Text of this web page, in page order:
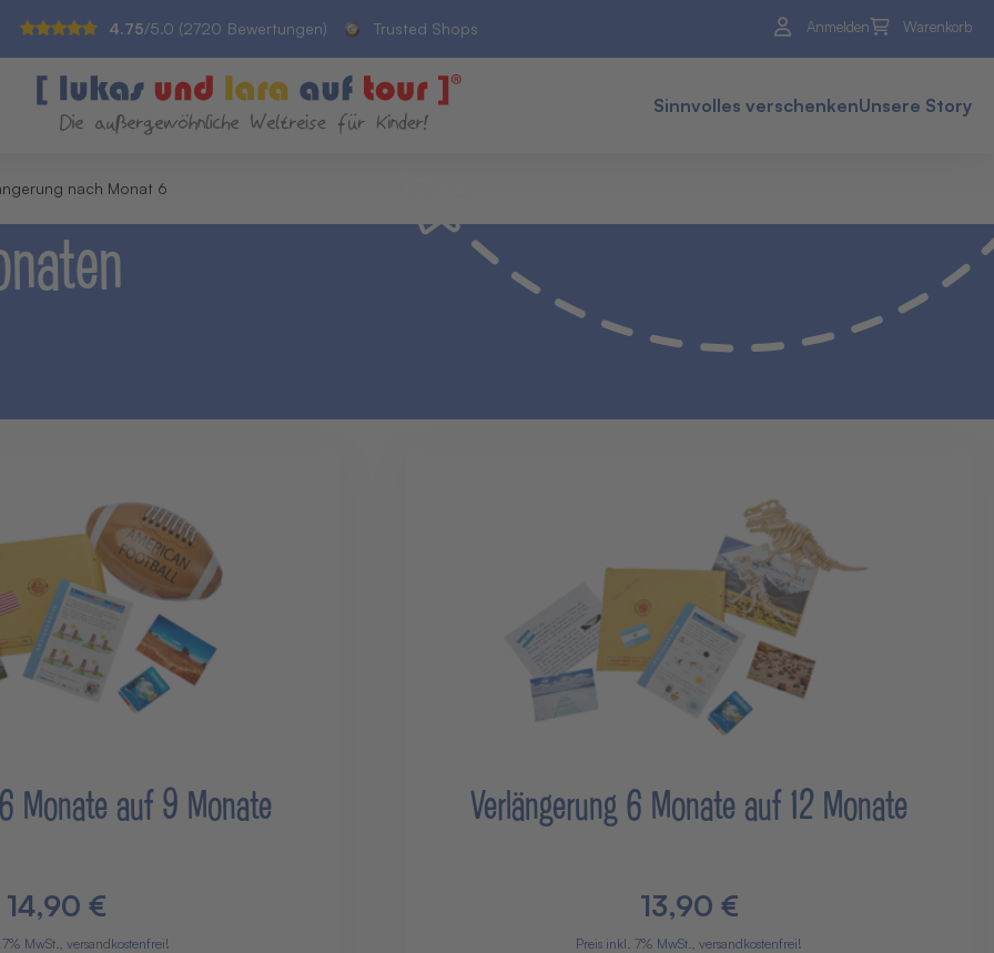
4.75/5.0 (2720 Bewertungen) Trusted Shops Anmelden Warenkorb
Sinnvolles verschenkenUnsere Story
nach Monat 6
Monate auf 9 Monate
14,90 €
MwSt., versandkostenfrei!
Verlängerung 6 Monate auf 12 Monate
13,90 €
Preis inkl. 7% MwSt., versandkostenfrei!